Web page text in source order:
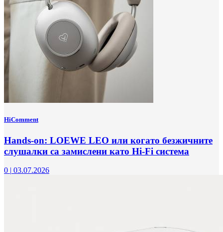
HiComment
Hands-on: LOEWE LEO или когато безжичните
слушалки са замислени като Hi-Fi система
0 | 03.07.2026